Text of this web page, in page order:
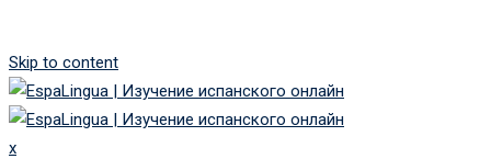
Skip to content
x